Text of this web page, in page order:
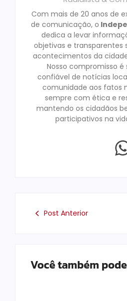
Com mais de 20 anos de
de comunicação, o
dedica a levar
objetivas e transparentes
acontecimentos da
Nosso compromisso
confiável de notícias
comunidade aos fatos
sempre com ética e
mantendo os cidadãos
participativos na
Post Anterior
Você também